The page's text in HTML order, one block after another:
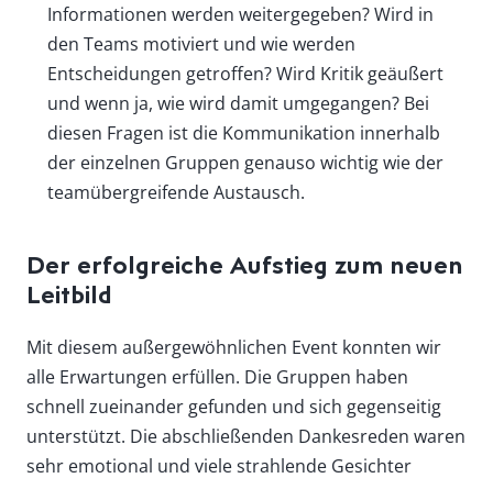
Informationen werden weitergegeben? Wird in
den Teams motiviert und wie werden
Entscheidungen getroffen? Wird Kritik geäußert
und wenn ja, wie wird damit umgegangen? Bei
diesen Fragen ist die Kommunikation innerhalb
der einzelnen Gruppen genauso wichtig wie der
teamübergreifende Austausch.
Der erfolgreiche Aufstieg zum neuen
Leitbild
Mit diesem außergewöhnlichen Event konnten wir
alle Erwartungen erfüllen. Die Gruppen haben
schnell zueinander gefunden und sich gegenseitig
unterstützt. Die abschließenden Dankesreden waren
sehr emotional und viele strahlende Gesichter